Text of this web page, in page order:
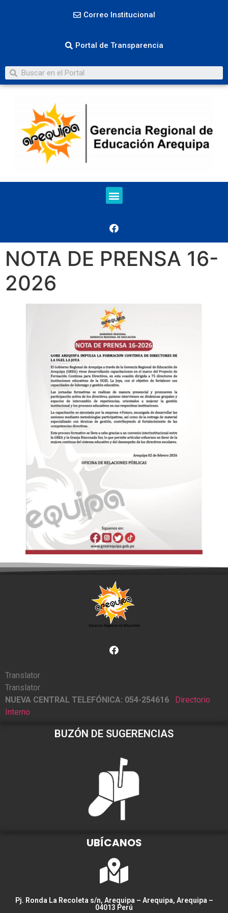
Correo Institucional
Portal de Transparencia
NOTA DE PRENSA 16-
2026
Translator
Translator
NUEVA CENTRAL TELEFÓNICA: 054-254616
Directorio
Interno
BUZÓN DE SUGERENCIAS
UBÍCANOS
Pj. Ronda La Recoleta s/n, Arequipa – Arequipa, Arequipa –
04013 Perú